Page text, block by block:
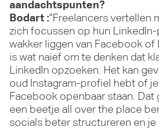
aandachtspunten?
Bodart :“Freelancers vertellen
zich focussen op hun
wakker liggen van Facebook of
is wat naïef om te denken dat
LinkedIn opzoeken. Het kan
oud Instagram-profiel hebt of
Facebook openbaar staan. Dat
een beetje all over the place
socials beter structureren en je